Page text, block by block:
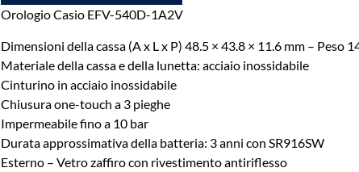
Orologio Casio EFV-540D-1A2V
Dimensioni della cassa (A x L x P) 48.5 × 43.8 × 11.6 mm – Peso
Materiale della cassa e della lunetta: acciaio inossidabile
Cinturino in acciaio inossidabile
Chiusura one-touch a 3 pieghe
Impermeabile fino a 10 bar
Durata approssimativa della batteria: 3 anni con SR916SW
Esterno – Vetro zaffiro con rivestimento antiriflesso